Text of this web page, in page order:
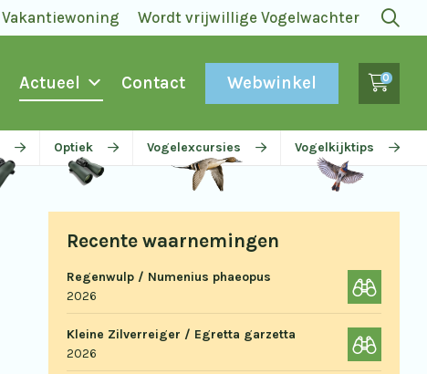
Vakantiewoning Wordt vrijwillige Vogelwachter
Actueel Contact Webwinkel 0
Optiek Vogelexcursies Vogelkijktips
Recente waarnemingen
Regenwulp / Numenius phaeopus
2026
Kleine Zilverreiger / Egretta garzetta
2026